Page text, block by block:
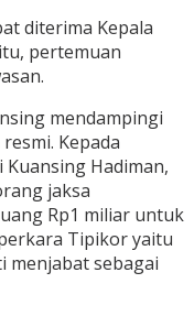
diterima Kepala
pertemuan
mendampingi
Kepada
Hadiman,
jaksa
Rp1 miliar untuk
Tipikor yaitu
menjabat sebagai